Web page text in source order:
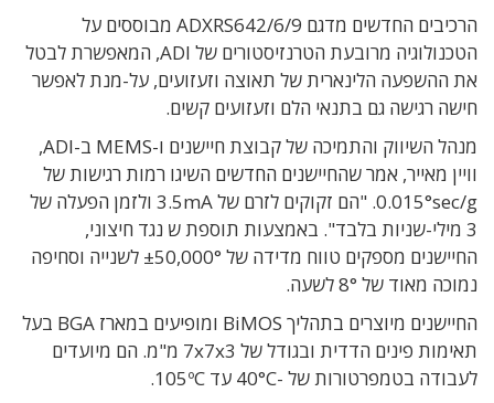
הרכיבים החדשים מדגם ADXRS642/6/9 מבוססים על
הטכנולוגיה מרובעת הטרנזיסטורים של ADI, המאפשרת לבטל
את ההשפעה הלינארית של תאוצה וזעזועים, על-מנת לאפשר
חישה רגישה גם בתנאי הלם וזעזועים קשים.
מנהל השיווק והתמיכה של קבוצת חיישנים ו-MEMS ב-ADI,
וויין מאייר, אמר שהחיישנים החדשים השיגו רמות רגישות של
0.015°sec/g. "הם זקוקים לזרם של 3.5mA ולזמן הפעלה של
3 מילי-שניות בלבד". באמצעות תוספת ש נגד חיצוני,
החיישנים מספקים טווח מדידה של ±50,000° לשנייה וסחיפה
נמוכה מאוד של 8° לשעה.
החיישנים מיוצרים בתהליך BiMOS ומופיעים במארז BGA בעל
תאימות פינים הדדית ובגודל של 7x7x3 מ"מ. הם מיועדים
לעבודה בטמפרטורות של -40°C עד 105ºC.